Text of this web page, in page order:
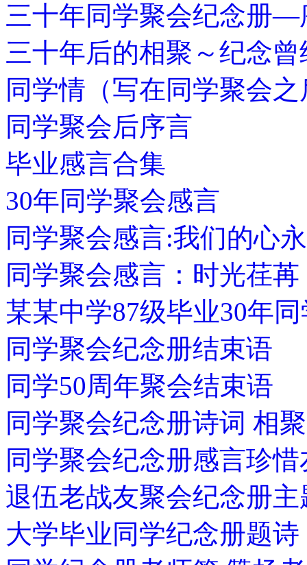
三十年同学聚会纪念册—
三十年后的相聚～纪念
同学情（写在同学聚会之
同学聚会后序言
毕业感言合集
30年同学聚会感言
同学聚会感言:我们的心
同学聚会感言：时光荏
某某中学87级毕业30年
同学聚会纪念册结束语
同学50周年聚会结束语
同学聚会纪念册诗词 相聚
同学聚会纪念册感言珍
退伍老战友聚会纪念册
大学毕业同学纪念册题诗